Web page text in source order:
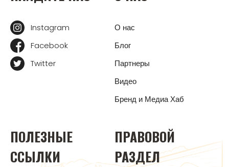
Instagram
Facebook
Twitter
О нас
Блог
Партнеры
Видео
Бренд и Медиа Хаб
ПОЛЕЗНЫЕ
ССЫЛКИ
ПРАВОВОЙ
РАЗДЕЛ